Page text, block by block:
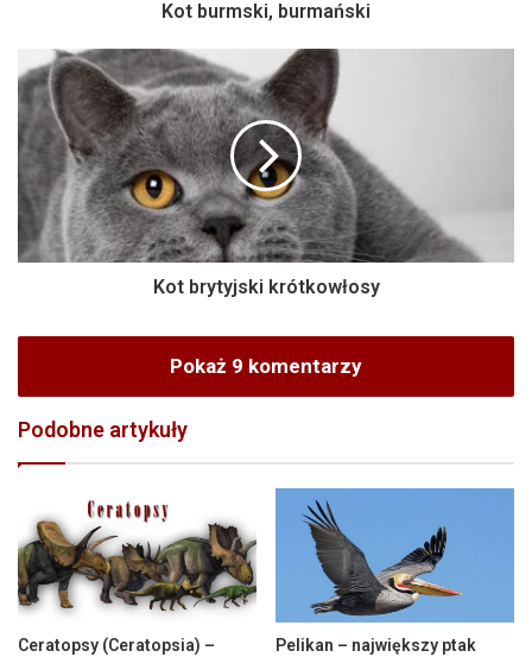
Kot burmski, burmański
Kot brytyjski krótkowłosy
Pokaż 9 komentarzy
Podobne artykuły
Ceratopsy (Ceratopsia) –
Pelikan – największy ptak